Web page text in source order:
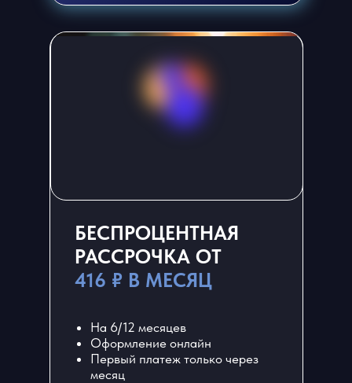
На 6/12 месяцев
Оформление онлайн
Первый платеж только через
месяц
БЕСПРОЦЕНТНАЯ
РАССРОЧКА ОТ
416 ₽ В МЕСЯЦ